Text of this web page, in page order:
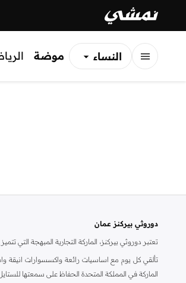
النساء
موضة
دوروثي بيركنز عمان
تعتبر دوروثي بيركنز، الماركة التجارية المبهجة التي
تألقي كل يوم مع اساسيات رائعة واكسسوارات انيقة
الماركة في المملكة المتحدة الحفاظ على سمعتها